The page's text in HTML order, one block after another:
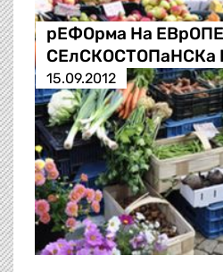
рЕФОрма На
СЕлСКОСТОПаНСКа
15.09.2012